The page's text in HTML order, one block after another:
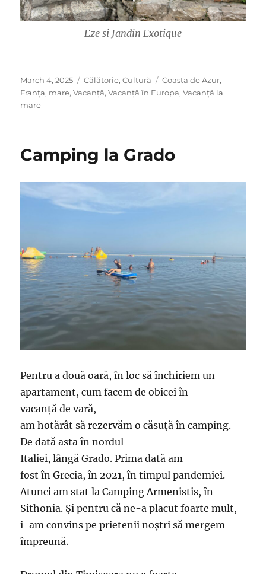
Eze si Jandin Exotique
Posted
on
March 4, 2025 Categories
Călătorie,Cultură Tags
Coasta de Azur,
Franța, mare,Vacanță,Vacanță în Europa,Vacanță la
mare
Camping la Grado
Pentru a două oară, în loc să închiriem un
apartament, cum facem de obicei în
vacanță de vară,
am hotărât să rezervăm o căsuță în camping.
De dată asta în nordul
Italiei, lângă Grado. Prima dată am
fost în Grecia, în 2021, în timpul pandemiei.
Atunci am stat la Camping Armenistis, în
Sithonia. Și pentru că ne-a placut foarte mult,
i-am convins pe prietenii noștri să mergem
împreună.